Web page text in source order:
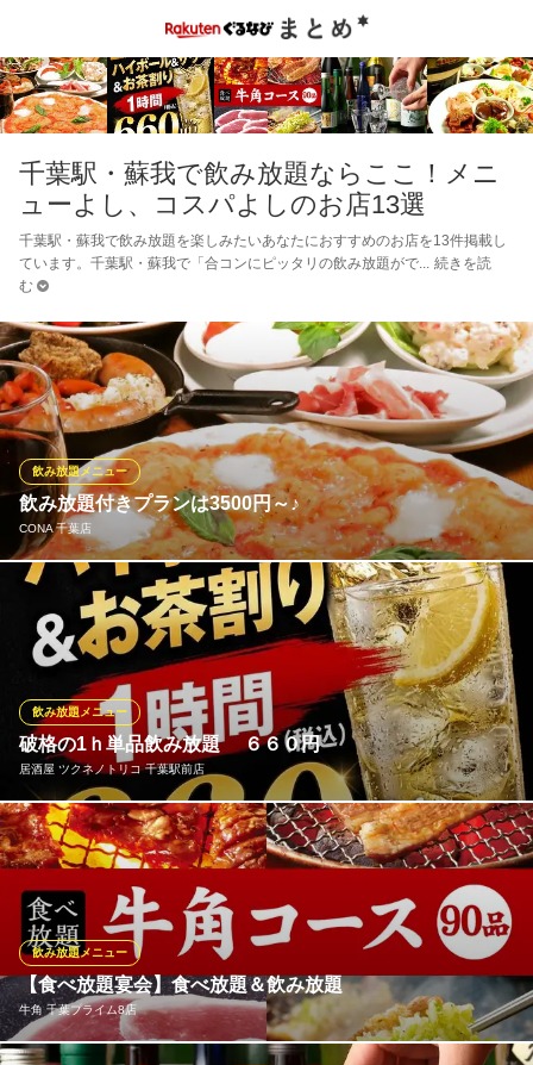
千葉駅・蘇我で飲み放題ならここ！メニ
ューよし、コスパよしのお店13選
千葉駅・蘇我で飲み放題を楽しみたいあなたにおすすめのお店を13件掲載し
ています。千葉駅・蘇我で「合コンにピッタリの飲み放題がで
続きを読
む
飲み放題付きプランは3500円～♪
CONA 千葉店
飲み放題メニュー
【2時間飲み放題付き!!】大人気のローストビーフを含む歓迎会・
送別会におすすめのコースです★その他、飲み放題付き各種コー
スご用意しております！
CONA 千葉店
イタリアン＆ワインバー
京成千葉線京成千葉駅東口 徒歩4分
千葉県千葉市中央区富士見2-7-2 鹿島ビルB1
破格の1ｈ単品飲み放題 ６６０円
居酒屋 ツクネノトリコ 千葉駅前店
飲み放題メニュー
和食は、やはり日本酒や焼酎とともに楽しみたいもの。全国各地
から日本酒、焼酎を豊富に取り揃えております。定番で人気のも
のだけでなく、居酒屋ではめったにお目にかかれない希少な地酒
や焼酎、特別なお食事の場に相応しいものもご用意しておりま
す。シーンに合わせてお召し上がりください。
居酒屋 ツクネノトリコ 千葉駅前店
千葉駅 個室 居酒屋
ＪＲ千葉駅 徒歩3分
【食べ放題宴会】食べ放題＆飲み放題
牛角 千葉プライム8店
飲み放題メニュー